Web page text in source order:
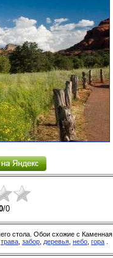
/0
стола. Обои схожие с Каменная
трава забор деревья небо гора